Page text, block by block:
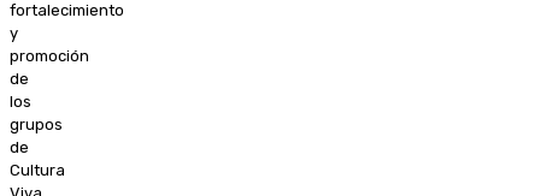
fortalecimiento
y
promoción
de
los
grupos
de
Cultura